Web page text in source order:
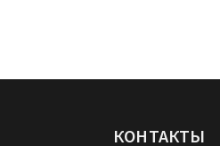
КОНТАКТЫ